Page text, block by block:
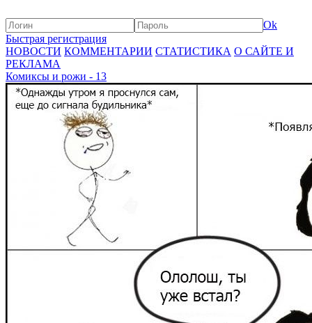
Ok
Быстрая регистрация
НОВОСТИ КОММЕНТАРИИ СТАТИСТИКА О САЙТЕ И
РЕКЛАМА
Комиксы и рожи - 13